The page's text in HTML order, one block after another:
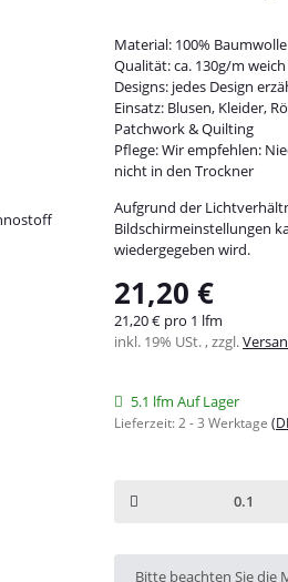
Material: 100% Baumwolle
Qualität: ca. 130g/m
Designs: jedes Design
Einsatz: Blusen, Kleider,
Patchwork & Quilting
Pflege: Wir empfehlen:
nicht in den Trockner
Aufgrund der
Bildschirmeinstellungen
wiedergegeben wird.
21,20 €
21,20 € pro 1 lfm
inkl. 19% USt. , zzgl.
5.1 lfm Auf Lager
Lieferzeit:2 - 3 Werktage
x
Bitte beachten Sie die